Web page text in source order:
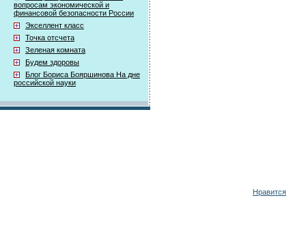
вопросам экономической и
финансовой безопасности России
Экселлент класс
Точка отсчета
Зеленая комната
Будем здоровы
Блог Бориса Бояршинова На дне
российской науки
Нравится